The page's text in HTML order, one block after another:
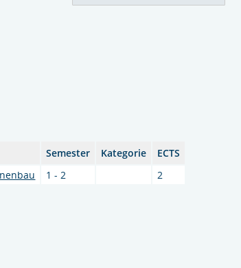
Semester Kategorie
ECTS
1 - 2 2